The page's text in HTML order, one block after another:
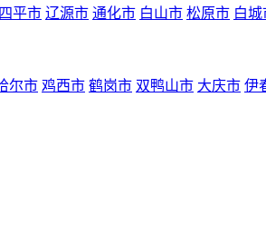
四平市 辽源市 通化市 白山市 松原市 白城
尔市 鸡西市 鹤岗市 双鸭山市 大庆市 伊